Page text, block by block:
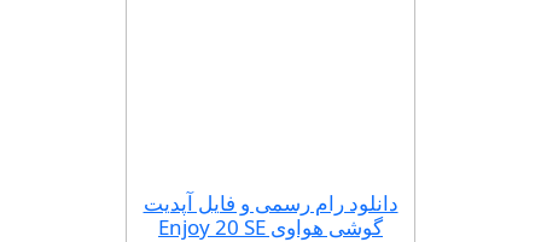
دانلود رام رسمی و فایل آپدیت
گوشی هواوی Enjoy 20 SE